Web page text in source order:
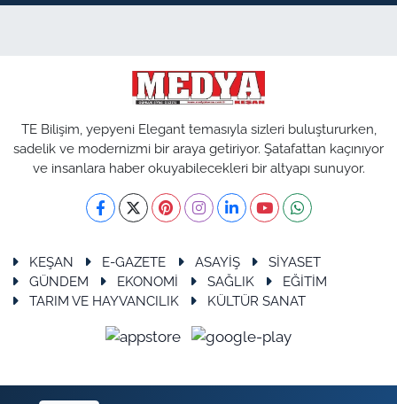
TE Bilişim, yepyeni Elegant temasıyla sizleri buluştururken,
sadelik ve modernizmi bir araya getiriyor. Şatafattan kaçınıyor
ve insanlara haber okuyabilecekleri bir altyapı sunuyor.
KEŞAN E-GAZETE ASAYİŞ
SİYASET
GÜNDEM
EKONOMİ SAĞLIK
EĞİTİM
TARIM VE HAYVANCILIK
KÜLTÜR SANAT